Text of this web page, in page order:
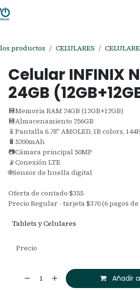
productos CELULARES
Celular INFINIX
24GB
💾Memoria RAM 24GB (12GB+12GB)
💾Almacenamiento 256GB
📱Pantalla 6.78" AMOLED, 1B colors,
🔋5200mAh
📷Cámara principal 50MP
📡Conexión LTE
🌐Sensor de huella digital
Oferta de contado $355
Precio Regular - tarjeta $370 (6 pagos de
Tablets y Celulares
Añadir
Precio